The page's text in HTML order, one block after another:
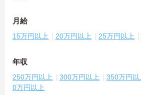
月給
15万円以上 20万円以上 25万円以上
年収
250万円以上 300万円以上 350万円以
0万円以上